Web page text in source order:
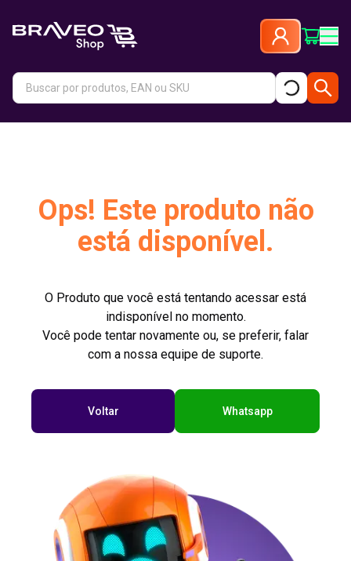
Ops! Este produto não
está disponível.
O Produto que você está tentando acessar está
indisponível no momento.
Você pode tentar novamente ou, se preferir, falar
com a nossa equipe de suporte.
Voltar Whatsapp